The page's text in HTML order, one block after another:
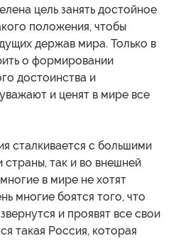
цель занять достойное
положения, чтобы
держав мира. Только в
о формировании
достоинства и
и ценят в мире все
сталкивается с большими
страны, так и во внешней
в мире не хотят
многие боятся того, что
и проявят все свои
такая Россия, которая